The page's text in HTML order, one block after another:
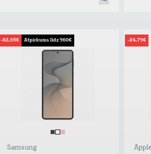
-82,65€ Atpirkums līdz 960€
Samsung
-24,79€